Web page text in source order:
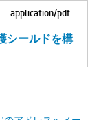
シールドを構
application/pdf